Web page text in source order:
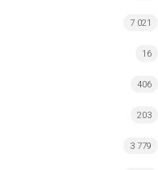
7 021
16
406
203
3 779